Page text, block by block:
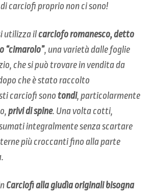
carciofi proprio non ci sono!
utilizza ilcarciofo romanesco, detto
“cimarolo”, una varietà dalle foglie
che si può trovare in vendita da
che è stato raccolto
carciofi sono tondi, particolarmente
privi di spine. Una volta cotti,
integralmente senza scartare
più croccanti fino alla parte
Carciofi alla giudìa originali bisogna